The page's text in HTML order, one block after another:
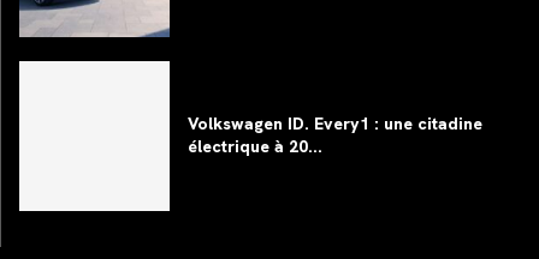
Volkswagen ID. Every1 : une citadine
électrique à 20...